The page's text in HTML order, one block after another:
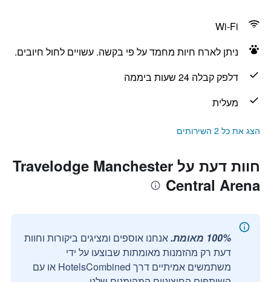
Wi-Fi
ניתן לארח חיות מחמד על פי בקשה. עשויים לחול חיובים.
דלפק קבלה 24 שעות ביממה
מעלית
הצג את כל 2 השירותים
חוות דעת על Travelodge Manchester
Central Arena
100% מאומת.
אנחנו אוספים ומציגים ביקורות וחוות
דעת רק מהזמנות מאומתות שבוצעו על ידי
משתמשים אמיתיים דרך HotelsCombined או עם